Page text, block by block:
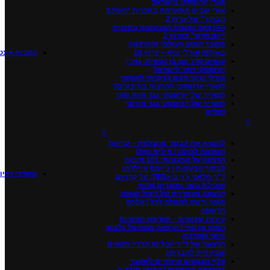
גארי יורופסקי בישראל
אורי שביט מתארחת בתכנית “העולם
הבוקר” של ערוץ 2
ההרצאה ומגמת הטבעונות בתכנית
“יום חדש” בערוץ 2
משבר המזון העולמי וההרצאה
באולפן אורלי וגיא – ערוץ 10
עושים סדר עם בן כספית: גארי
יורופסקי חוזר לישראל
אורלי וגיא: האם לגיטימי לאפשר
לגארי יורופסקי להרצות בתיכונים?
תשדיר של יורופסקי נגד חוות מזור
תשדיר של יורופסקי נגד מירוצי
סוסים
להוציא את הבשר מהצלחת – קריאת
השכמה לכולנו / פיליפ וואלן
הרצאה על טבעונות: 101 סיבות
לבחור טבעונות / ג’יימס וויילדמן
ד”ר מלאני ג’וי ב-TEDx: על קרניזם
ואכילת בשר ומוצרים מהחי
הרצאה מצמררת של ניצול שואה:
מגטו ורשה לחמלה לכל / אלכס
הרשפט
קירות שקופים – חשיפת תעשיות
המזון מן החי / הרצאה מאת טל גלבוע
ורועי שפרניק
הרצאה של ד”ר יובל נח הררי: חטאים
שבין חיה לחברתה
צלף מבצעים מיוחדים לשעבר
כתבות
משדרי רדיו